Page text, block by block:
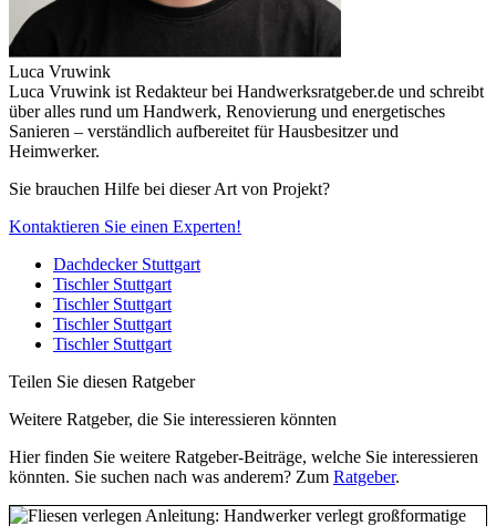
Luca Vruwink
Luca Vruwink ist Redakteur bei Handwerksratgeber.de und schreibt
über alles rund um Handwerk, Renovierung und energetisches
Sanieren – verständlich aufbereitet für Hausbesitzer und
Heimwerker.
Sie brauchen Hilfe bei dieser Art von Projekt?
Kontaktieren Sie einen Experten!
Dachdecker Stuttgart
Tischler Stuttgart
Tischler Stuttgart
Tischler Stuttgart
Tischler Stuttgart
Teilen Sie diesen Ratgeber
Weitere Ratgeber, die Sie interessieren könnten
Hier finden Sie weitere Ratgeber-Beiträge, welche Sie interessieren
könnten. Sie suchen nach was anderem? Zum Ratgeber.